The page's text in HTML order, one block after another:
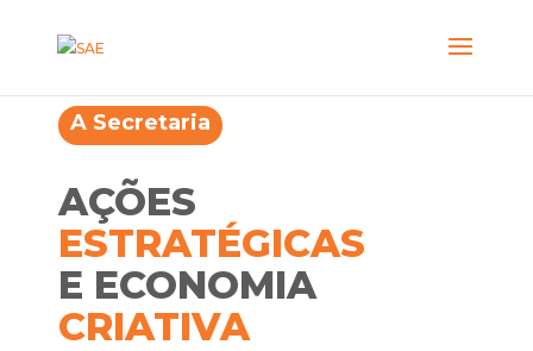
A Secretaria
AÇÕES
ESTRATÉGICAS
E ECONOMIA
CRIATIVA